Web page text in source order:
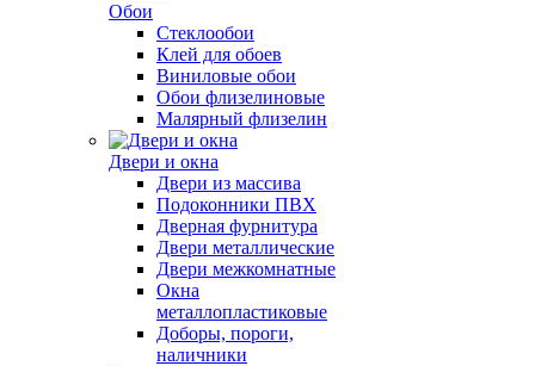
Обои
Стеклообои
Клей для обоев
Виниловые обои
Обои флизелиновые
Малярный флизелин
Двери и окна
Двери из массива
Подоконники ПВХ
Дверная фурнитура
Двери металлические
Двери межкомнатные
Окна
металлопластиковые
Доборы, пороги,
наличники